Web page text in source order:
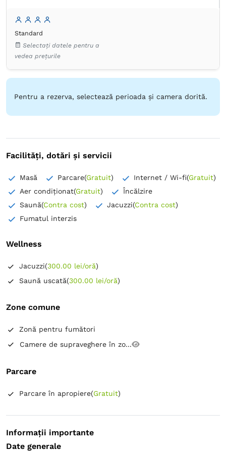
Proprie -
Dulap Umeraș pentru haine
Lenjerie de pat
Izolare fonică
Aer condiţionat
Alarmă de securitate
Oglindă
Uscător de păr
Cuptor cu microunde
Standard
Selectați datele pentru a
vedea prețurile
Pentru a rezerva, selectează perioada și camera dorită.
Facilități, dotări și servicii
Masă Parcare(Gratuit) Internet / Wi-fi(Gratuit)
Aer condiționat(Gratuit)
Încălzire
Saună(Contra cost) Jacuzzi(Contra cost)
Fumatul interzis
Wellness
Jacuzzi(300.00 lei/oră)
Saună uscată(300.00 lei/oră)
Zone comune
Zonă pentru fumători
Camere de supraveghere în zo...
Parcare
Parcare în apropiere(Gratuit)
Informații importante
Date generale